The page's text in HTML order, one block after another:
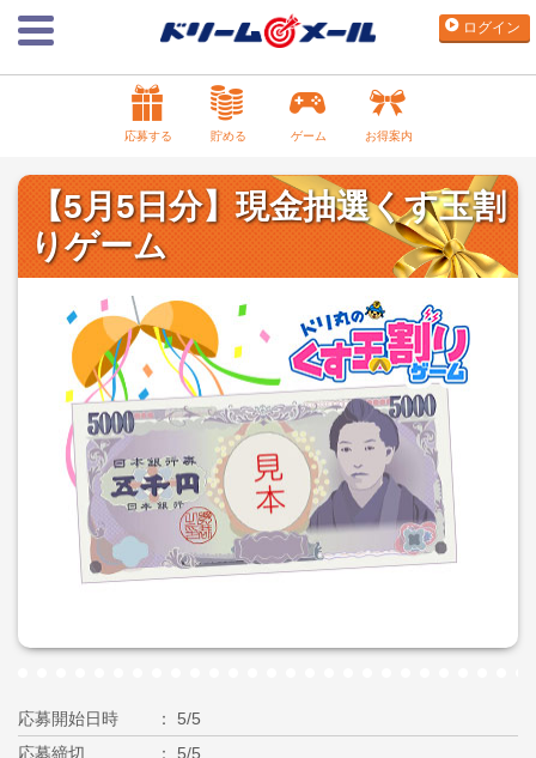
ログイン
応募する 貯める ゲーム お得案内
【5月5日分】現金抽選くす玉割
りゲーム
応募開始日時
5/5
応募締切
5/5